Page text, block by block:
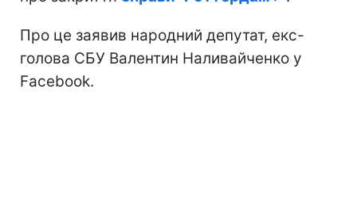
Про це заявив народний депутат, екс-
голова СБУ Валентин Наливайченко у
Facebook.